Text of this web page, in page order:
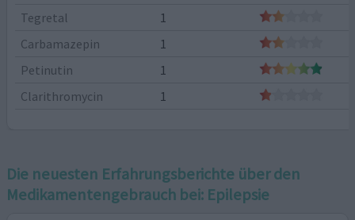
Tegretal
1
Carbamazepin
1
Petinutin
1
Clarithromycin
1
Die neuesten Erfahrungsberichte über den
Medikamentengebrauch bei: Epilepsie